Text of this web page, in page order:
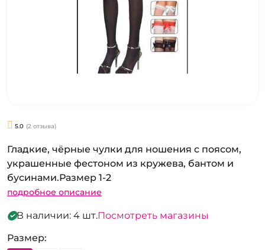
5.0 (2 отзыва)
Гладкие, чёрные чулки для ношения с поясом,
украшенные фестоном из кружева, бантом и
бусинами.Размер 1-2
подробное описание
В наличии: 4 шт.Посмотреть магазины
Размер: